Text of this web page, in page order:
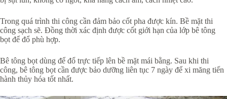
Trong quá trình thi công cần đảm bảo cốt pha được kín. Bề mặt thi
công sạch sẽ. Đồng thời xác định được cốt giới hạn của lớp bê tông
bọt để đổ phù hợp.
Bê tông bọt dùng để đổ trực tiếp lên bề mặt mái bằng. Sau khi thi
công, bê tông bọt cần được bảo dưỡng liên tục 7 ngày để xi măng tiến
hành thủy hóa tốt nhất.